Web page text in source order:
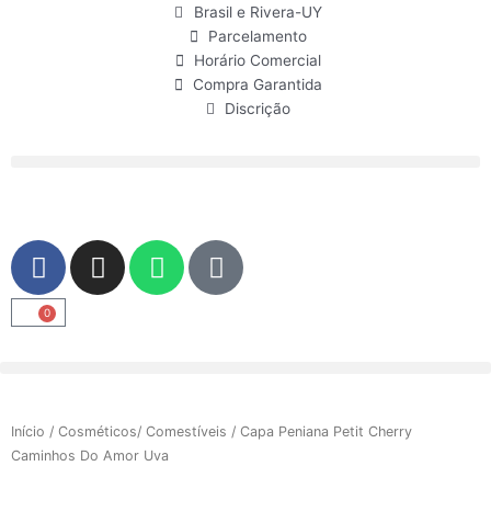
Brasil e Rivera-UY
Parcelamento
Horário Comercial
Compra Garantida
Discrição
F
a
c
e
o
k
I
n
r
a
m
W
h
p
U
s
0
Carrinho
Início / Cosméticos/ Comestíveis / Capa Peniana Petit Cherry
Caminhos Do Amor Uva